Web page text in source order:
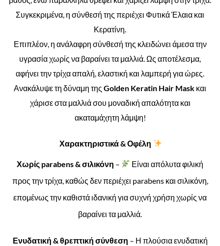
Συγκεκριμένα, η σύνθεσή της περιέχει Φυτικά Έλαια και
Κερατίνη.
Επιπλέον, η ανάλαφρη σύνθεσή της κλειδώνει άμεσα την
υγρασία χωρίς να βαραίνει τα μαλλιά. Ως αποτέλεσμα,
αφήνει την τρίχα απαλή, ελαστική και λαμπερή για ώρες.
Ανακάλυψε τη δύναμη της Golden Keratin Hair Mask και
χάρισε στα μαλλιά σου μοναδική απαλότητα και
ακαταμάχητη λάμψη!
Χαρακτηριστικά & Οφέλη
Χωρίς parabens & σιλικόνη –
Είναι απόλυτα φιλική
προς την τρίχα, καθώς δεν περιέχει parabens και σιλικόνη,
επομένως την καθιστά ιδανική για συχνή χρήση χωρίς να
βαραίνει τα μαλλιά.
Ενυδατική & θρεπτική σύνθεση – Η πλούσια ενυδατική